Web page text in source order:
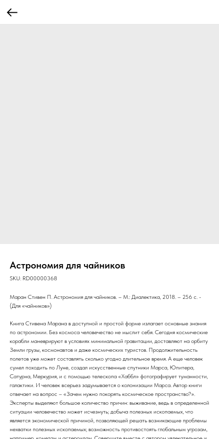
Астрономия для чайников
SKU: RD00000368
Маран Стивен П. Астрономия для чайников. – М.: Диалектика, 2018. – 256 с. -
(Для «чайников»)
Книга Стивена Марана в доступной и простой форме излагает основные знания
по астрономии. Без космоса человечество не мыслит себя. Сегодня космические
корабли маневрируют в условиях минимальной гравитации, доставляют на орбиту
Земли грузы, космонавтов и даже космических туристов. Продолжительность
полетов уже может составлять сколько угодно длительное время. А еще человек
сумел походить по Луне, создал искусственные спутники Марса, Юпитера,
Сатурна, Меркурия, и с помощью телескопа «Хаббл» фотографирует туманности,
галактики. И человек всерьез задумывается о колонизации Марса. Автор книги
отвечает на вопрос – «Зачем нужно покорять космическое пространство?».
Эксперты выделяют большое количество причин: выживание, ведь в определенной
ситуации человечество может исчезнуть; добыча полезных ископаемых, что
является экономической причиной, позволяющей решать возникающие проблемы
нехватки полезных ископаемых; возможность противостоять глобальным угрозам,